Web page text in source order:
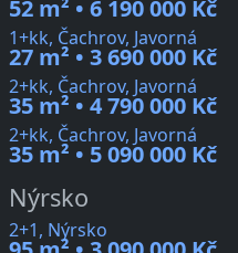
52 m² • 6 190 000 Kč
1+kk, Čachrov, Javorná
27 m² • 3 690 000 Kč
2+kk, Čachrov, Javorná
35 m² • 4 790 000 Kč
2+kk, Čachrov, Javorná
35 m² • 5 090 000 Kč
Nýrsko
2+1, Nýrsko